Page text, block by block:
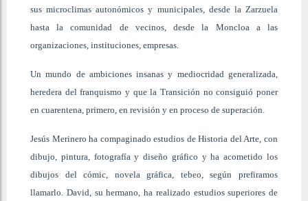
sus microclimas autonómicos y municipales, desde la Zarzuela
hasta la comunidad de vecinos, desde la Moncloa a las
organizaciones, instituciones, empresas.
Un mundo de ambiciones insanas y mediocridad generalizada,
heredera del franquismo y que la Transición no consiguió poner
en cuarentena, primero, en revisión y en proceso de superación.
Jesús Merinero ha compaginado estudios de Historia del Arte, con
dibujo, pintura, fotografía y diseño gráfico y ha acometido los
dibujos del cómic, novela gráfica, tebeo, según prefiramos
llamarlo. David, su hermano, ha realizado estudios superiores de